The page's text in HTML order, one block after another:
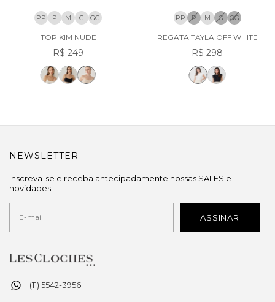
PP P M G GG
TOP KIM NUDE
R$ 249
PP P M G GG
REGATA TAYLA OFF WHITE
R$ 298
(11) 5542-3956
NEWSLETTER
Inscreva-se e receba antecipadamente nossas SALES e
novidades!